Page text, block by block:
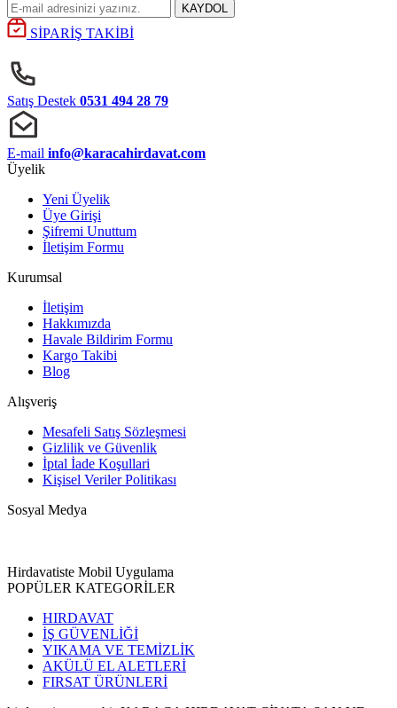
KAYDOL
SİPARİŞ TAKİBİ
Satış Destek 0531 494 28 79
E-mail info@karacahirdavat.com
Üyelik
Yeni Üyelik
Üye Girişi
Şifremi Unuttum
İletişim Formu
Kurumsal
İletişim
Hakkımızda
Havale Bildirim Formu
Kargo Takibi
Blog
Alışveriş
Mesafeli Satış Sözleşmesi
Gizlilik ve Güvenlik
İptal İade Koşullari
Kişisel Veriler Politikası
Sosyal Medya
Hirdavatiste Mobil Uygulama
POPÜLER KATEGORİLER
HIRDAVAT
İŞ GÜVENLİĞİ
YIKAMA VE TEMİZLİK
AKÜLÜ EL ALETLERİ
FIRSAT ÜRÜNLERİ